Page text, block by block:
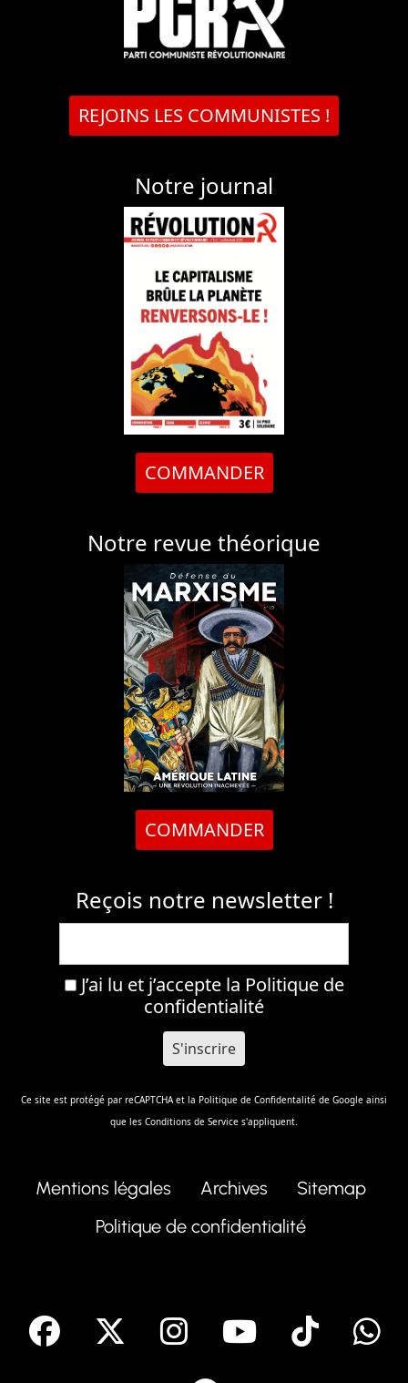
REJOINS LES COMMUNISTES !
Notre journal
COMMANDER
Notre revue théorique
COMMANDER
Reçois notre newsletter !
J’ai lu et j’accepte la Politique de
confidentialité
Ce site est protégé par reCAPTCHA et la Politique de Confidentalité de Google ainsi
que les Conditions de Service s'appliquent.
Mentions légales Archives
Sitemap
Politique de confidentialité
facebook Instagram
Youtube
Tik